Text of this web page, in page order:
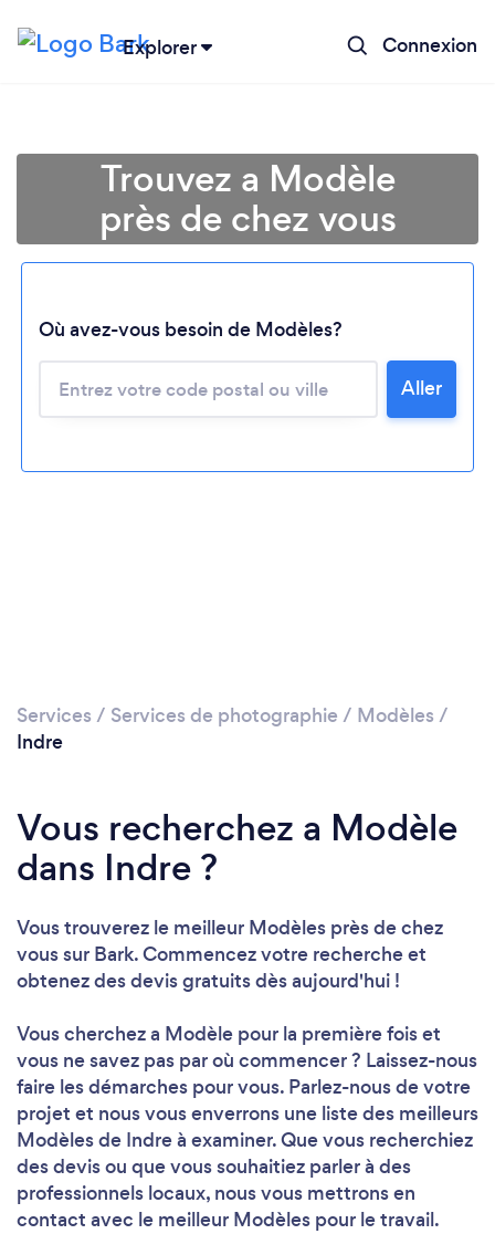
Explorer Connexion
Chargement...
Trouvez a Modèle
près de chez vous
Où avez-vous besoin de Modèles?
Aller
Services / Services de photographie / Modèles /
Indre
Vous recherchez a Modèle
dans Indre ?
Vous trouverez le meilleur Modèles près de chez
vous sur Bark. Commencez votre recherche et
obtenez des devis gratuits dès aujourd'hui !
Vous cherchez a Modèle pour la première fois et
vous ne savez pas par où commencer ? Laissez-nous
faire les démarches pour vous. Parlez-nous de votre
projet et nous vous enverrons une liste des meilleurs
Modèles de Indre à examiner. Que vous recherchiez
des devis ou que vous souhaitiez parler à des
professionnels locaux, nous vous mettrons en
contact avec le meilleur Modèles pour le travail.